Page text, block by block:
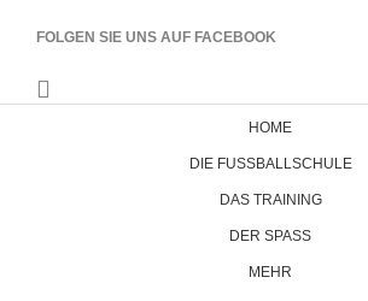
FOLGEN SIE UNS AUF FACEBOOK
HOME
DIE FUSSBALLSCHULE
DAS TRAINING
DER SPASS
MEHR